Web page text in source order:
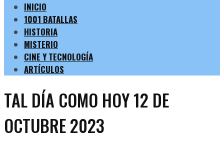
INICIO
1001 BATALLAS
HISTORIA
MISTERIO
CINE Y TECNOLOGÍA
ARTÍCULOS
TAL DÍA COMO HOY 12 DE
OCTUBRE 2023